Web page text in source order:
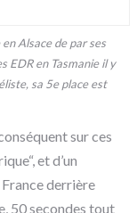
Alsace de par ses
EDR en Tasmanie il y
sa 5e place est
sur ces
et d’un
derrière
50 secondes tout